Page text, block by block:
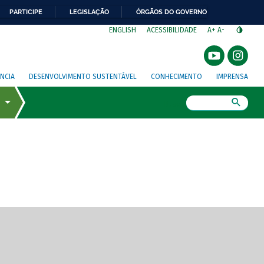
PARTICIPE LEGISLAÇÃO ÓRGÃOS DO GOVERNO
ENGLISH ACESSIBILIDADE A+ A-
DESENVOLVIMENTO SUSTENTÁVEL CONHECIMENTO IMPRENSA
de tela